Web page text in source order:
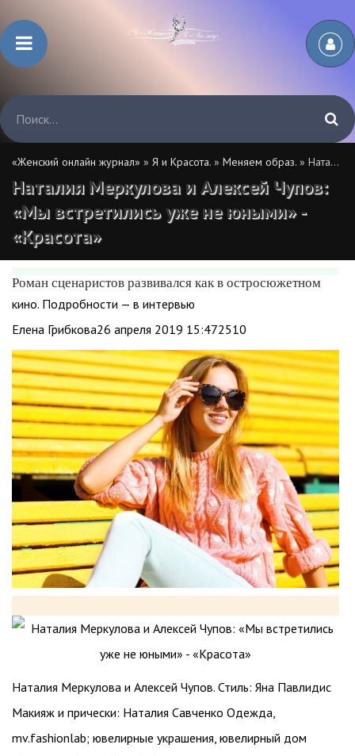
«Женский онлайн журнал» » Я и Красота. » Меняем образ. » Наталия Меркулова и Алексей Чупов: «Мы встретились уже не юными» - «Красота»
Наталия Меркулова и Алексей Чупов:
«Мы встретились уже не юными» -
«Красота»
Роман сценаристов развивался как в остросюжетном
кино. Подробности — в интервью
Елена Грибкова26 апреля 2019 15:472510
Наталия Меркулова и Алексей Чупов. Стиль: Яна Павлидис
Макияж и прически: Наталия Савченко Одежда,
mv.fashionlab; ювелирные украшения, ювелирный дом